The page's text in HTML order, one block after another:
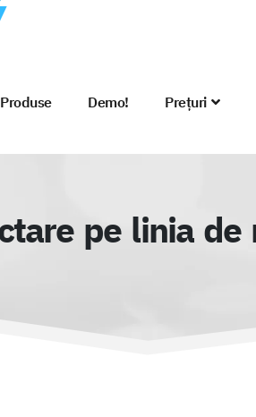
Produse Demo! Prețuri
pe linia